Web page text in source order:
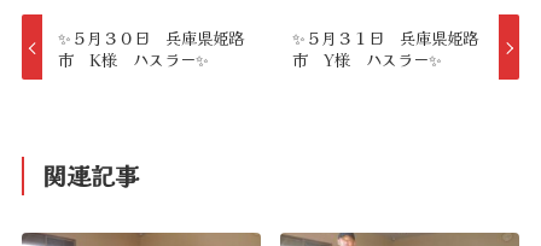
✨５月３０日 兵庫県姫路
市 K様 ハスラー✨
✨５月３１日 兵庫県姫路
市 Y様 ハスラー✨
関連記事